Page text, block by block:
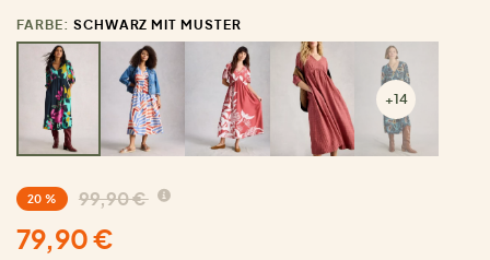
FARBE: SCHWARZ MIT MUSTER
+14
20 % 99,90 €
79,90 €